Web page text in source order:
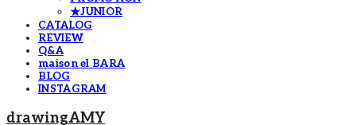
★JUNIOR
CATALOG
REVIEW
Q&A
maison el BARA
BLOG
INSTAGRAM
drawingAMY